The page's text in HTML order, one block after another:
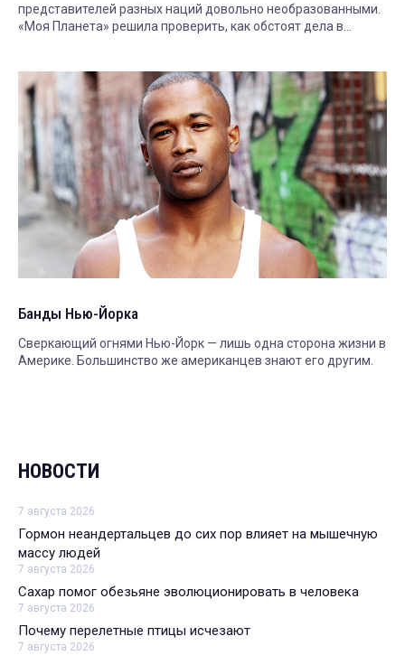
представителей разных наций довольно необразованными.
«Моя Планета» решила проверить, как обстоят дела в
Банды Нью-Йорка
Сверкающий огнями Нью-Йорк — лишь одна сторона жизни в
Америке. Большинство же американцев знают его другим.
НОВОСТИ
7 августа 2026
Гормон неандертальцев до сих пор влияет на мышечную
массу людей
7 августа 2026
Сахар помог обезьяне эволюционировать в человека
7 августа 2026
Почему перелетные птицы исчезают
7 августа 2026